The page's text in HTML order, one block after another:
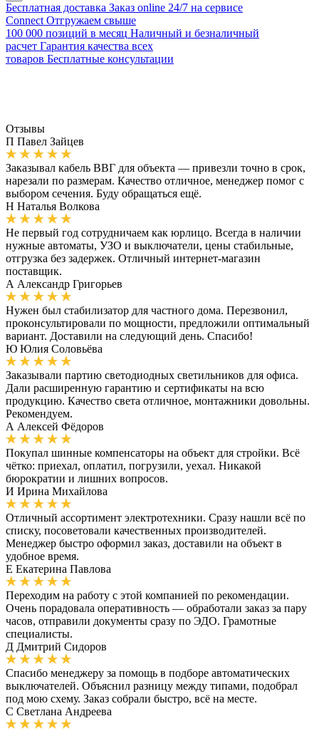
Бесплатная доставка Заказ online 24/7 на сервисе
Connect Отгружаем свыше
100 000 позиций в месяц Наличный и безналичный
расчет Гарантия качества всех
товаров Бесплатные консультации
Отзывы
П Павел Зайцев
Заказывал кабель ВВГ для объекта — привезли точно в срок,
нарезали по размерам. Качество отличное, менеджер помог с
выбором сечения. Буду обращаться ещё.
Н Наталья Волкова
Не первый год сотрудничаем как юрлицо. Всегда в наличии
нужные автоматы, УЗО и выключатели, цены стабильные,
отгрузка без задержек. Отличный интернет-магазин
поставщик.
А Александр Григорьев
Нужен был стабилизатор для частного дома. Перезвонил,
проконсультировали по мощности, предложили оптимальный
вариант. Доставили на следующий день. Спасибо!
Ю Юлия Соловьёва
Заказывали партию светодиодных светильников для офиса.
Дали расширенную гарантию и сертификаты на всю
продукцию. Качество света отличное, монтажники довольны.
Рекомендуем.
А Алексей Фёдоров
Покупал шинные компенсаторы на объект для стройки. Всё
чётко: приехал, оплатил, погрузили, уехал. Никакой
бюрократии и лишних вопросов.
И Ирина Михайлова
Отличный ассортимент электротехники. Сразу нашли всё по
списку, посоветовали качественных производителей.
Менеджер быстро оформил заказ, доставили на объект в
удобное время.
Е Екатерина Павлова
Переходим на работу с этой компанией по рекомендации.
Очень порадовала оперативность — обработали заказ за пару
часов, отправили документы сразу по ЭДО. Грамотные
специалисты.
Д Дмитрий Сидоров
Спасибо менеджеру за помощь в подборе автоматических
выключателей. Объяснил разницу между типами, подобрал
под мою схему. Заказ собрали быстро, всё на месте.
С Светлана Андреева